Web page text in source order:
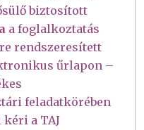
biztosított
a foglalkoztatás
rendszeresített
űrlapon –
feladatkörében
a TAJ